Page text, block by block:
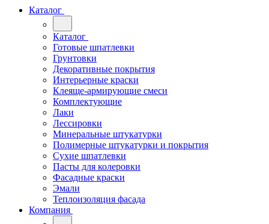
Каталог
Каталог
Готовые шпатлевки
Грунтовки
Декоративные покрытия
Интерьерные краски
Клеяще-армирующие смеси
Комплектующие
Лаки
Лессировки
Минеральные штукатурки
Полимерные штукатурки и покрытия
Сухие шпатлевки
Пасты для колеровки
Фасадные краски
Эмали
Теплоизоляция фасада
Компания